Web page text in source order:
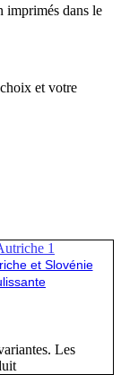
imprimés dans le
et votre
et Slovénie
Les